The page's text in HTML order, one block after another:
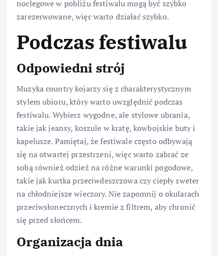
noclegowe w pobliżu festiwalu mogą być szybko
zarezerwowane, więc warto działać szybko.
Podczas festiwalu
Odpowiedni strój
Muzyka country kojarzy się z charakterystycznym
stylem ubioru, który warto uwzględnić podczas
festiwalu. Wybierz wygodne, ale stylowe ubrania,
takie jak jeansy, koszule w kratę, kowbojskie buty i
kapelusze. Pamiętaj, że festiwale często odbywają
się na otwartej przestrzeni, więc warto zabrać ze
sobą również odzież na różne warunki pogodowe,
takie jak kurtka przeciwdeszczowa czy ciepły sweter
na chłodniejsze wieczory. Nie zapomnij o okularach
przeciwsłonecznych i kremie z filtrem, aby chronić
się przed słońcem.
Organizacja dnia